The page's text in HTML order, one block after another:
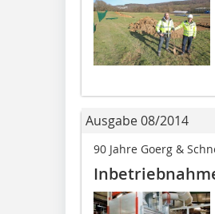
Ausgabe 08/2014
90 Jahre Goerg &